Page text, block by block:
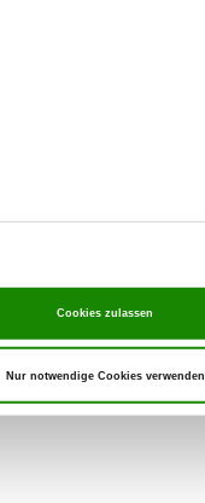
Cookies zulassen
Nur notwendige Cookies verwenden
jensen.de